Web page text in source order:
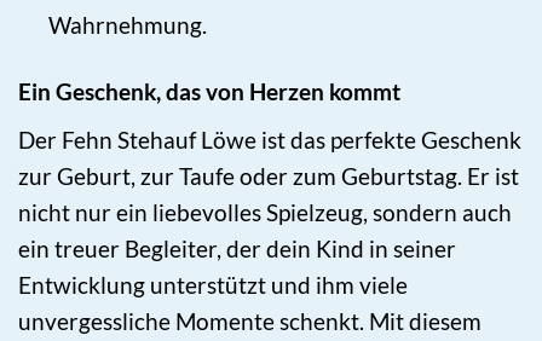
Wahrnehmung.
Ein Geschenk, das von Herzen kommt
Der Fehn Stehauf Löwe ist das perfekte Geschenk
zur Geburt, zur Taufe oder zum Geburtstag. Er ist
nicht nur ein liebevolles Spielzeug, sondern auch
ein treuer Begleiter, der dein Kind in seiner
Entwicklung unterstützt und ihm viele
unvergessliche Momente schenkt. Mit diesem